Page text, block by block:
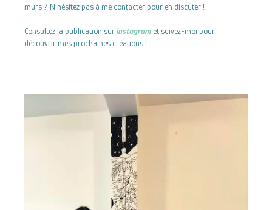
murs ? N’hésitez pas à me contacter pour en discuter !
Consultez la publication surinstagram et suivez-moi pour
découvrir mes prochaines créations !